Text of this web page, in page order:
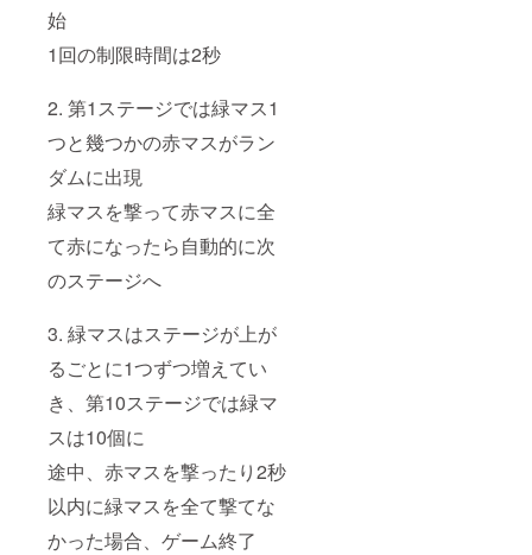
始
1回の制限時間は2秒
2. 第1ステージでは緑マス1
つと幾つかの赤マスがラン
ダムに出現
緑マスを撃って赤マスに全
て赤になったら自動的に次
のステージへ
3. 緑マスはステージが上が
るごとに1つずつ増えてい
き、第10ステージでは緑マ
スは10個に
途中、赤マスを撃ったり2秒
以内に緑マスを全て撃てな
かった場合、ゲーム終了